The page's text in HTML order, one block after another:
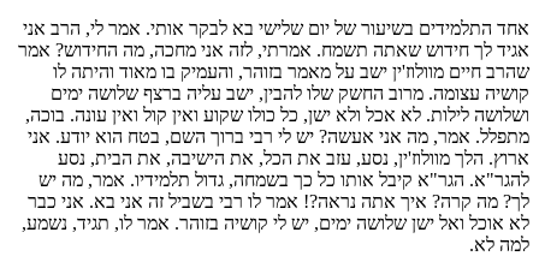
אחד התלמידים בשיעור של יום שלישי בא לבקר אותי. אמר לי, הרב אני
אגיד לך חידוש שאתה תשמח. אמרתי, לזה אני מחכה, מה החידוש? אמר
שהרב חיים מוולוז'ין ישב על מאמר בזוהר, והעמיק בו מאוד והיתה לו
קושיה עצומה. מרוב החשק שלו להבין, ישב עליה ברצף שלושה ימים
ושלושה לילות. לא אכל ולא ישן, כל כולו שקוע ואין קול ואין עונה. בוכה,
מתפלל. אמר, מה אני אעשה? יש לי רבי ברוך השם, בטח הוא יודע. אני
ארוץ. הלך מוולוז'ין, נסע, עזב את הכל, את הישיבה, את הבית, נסע
להגר"א. הגר"א קיבל אותו כל כך בשמחה, גדול תלמידיו. אמר, מה יש
לך? מה קרה? איך אתה נראה?! אמר לו רבי בשביל זה אני בא. אני כבר
לא אוכל ואל ישן שלושה ימים, יש לי קושיה בזוהר. אמר לו, תגיד, נשמע,
למה לא.